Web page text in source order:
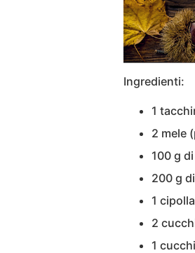
Ingredienti:
1
2 mele
100 g
200 g
1 cipolla
2
1